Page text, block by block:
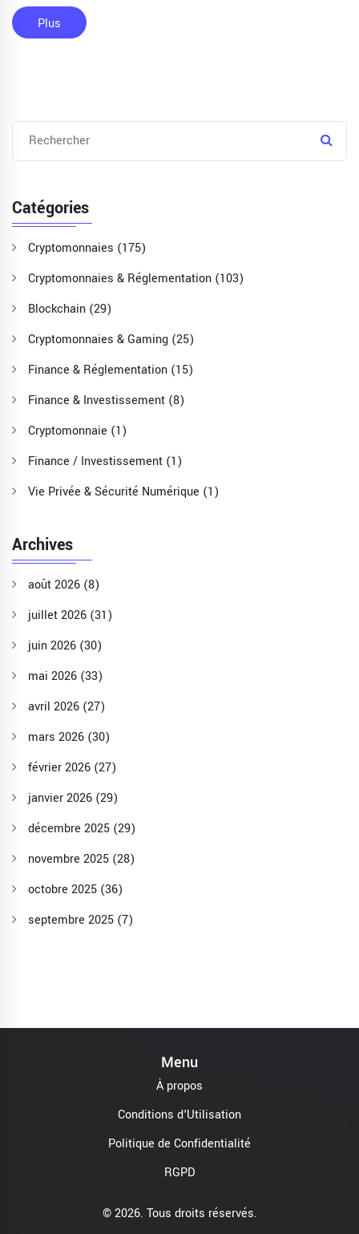
Plus
Catégories
Cryptomonnaies (175)
Cryptomonnaies & Réglementation (103)
Blockchain (29)
Cryptomonnaies & Gaming (25)
Finance & Réglementation (15)
Finance & Investissement (8)
Cryptomonnaie (1)
Finance / Investissement (1)
Vie Privée & Sécurité Numérique (1)
Archives
août 2026 (8)
juillet 2026 (31)
juin 2026 (30)
mai 2026 (33)
avril 2026 (27)
mars 2026 (30)
février 2026 (27)
janvier 2026 (29)
décembre 2025 (29)
novembre 2025 (28)
octobre 2025 (36)
septembre 2025 (7)
Menu
À propos
Conditions d'Utilisation
Politique de Confidentialité
RGPD
© 2026. Tous droits réservés.